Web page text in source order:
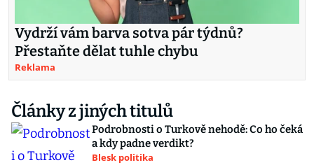
Vydrží vám barva sotva pár týdnů?
Přestaňte dělat tuhle chybu
Reklama
Články z jiných titulů
Podrobnosti o Turkově nehodě: Co ho čeká
a kdy padne verdikt?
Blesk politika